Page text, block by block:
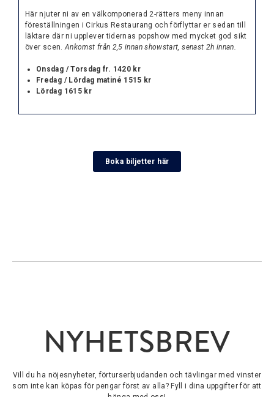
Här njuter ni av en välkomponerad 2-rätters meny innan
föreställningen i Cirkus Restaurang och förflyttar er sedan till
läktare där ni upplever tidernas popshow med mycket god sikt
över scen.Ankomst från 2,5 innan showstart, senast 2h innan.
Onsdag / Torsdag fr. 1420 kr
Fredag / Lördag matiné 1515 kr
Lördag 1615 kr
Boka biljetter här
NYHETSBREV
Vill du ha nöjesnyheter, förturserbjudanden och tävlingar med vinster
som inte kan köpas för pengar först av alla? Fyll i dina uppgifter för att